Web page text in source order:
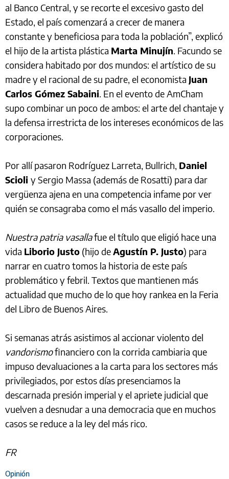
al Banco Central, y se recorte el excesivo gasto del
Estado, el país comenzará a crecer de manera
constante y beneficiosa para toda la población”, explicó
el hijo de la artista plástica Marta Minujín. Facundo se
considera habitado por dos mundos: el artístico de su
madre y el racional de su padre, el economista Juan
Carlos Gómez Sabaini. En el evento de AmCham
supo combinar un poco de ambos: el arte del chantaje y
la defensa irrestricta de los intereses económicos de las
corporaciones.
Por allí pasaron Rodríguez Larreta, Bullrich, Daniel
Scioli y Sergio Massa (además de Rosatti) para dar
vergüenza ajena en una competencia infame por ver
quién se consagraba como el más vasallo del imperio.
Nuestra patria vasallafue el título que eligió hace una
vida Liborio Justo (hijo deAgustín P. Justo) para
narrar en cuatro tomos la historia de este país
problemático y febril. Textos que mantienen más
actualidad que mucho de lo que hoy rankea en la Feria
del Libro de Buenos Aires.
Si semanas atrás asistimos al accionar violento del
vandorismofinanciero con la corrida cambiaria que
impuso devaluaciones a la carta para los sectores más
privilegiados, por estos días presenciamos la
descarnada presión imperial y el apriete judicial que
vuelven a desnudar a una democracia que en muchos
casos se reduce a la ley del más rico.
FR
Opinión